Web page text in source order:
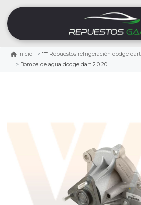
Inicio
Repuestos refrigeración dodge dart
Bomba de agua dodge dart 2.0 2013/2016